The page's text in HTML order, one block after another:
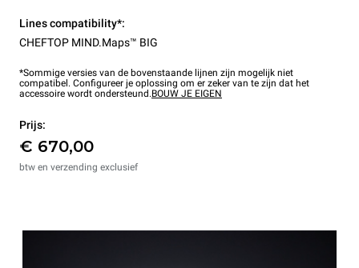
Lines compatibility*:
CHEFTOP MIND.Maps™ BIG
*Sommige versies van de bovenstaande lijnen zijn mogelijk niet
compatibel. Configureer je oplossing om er zeker van te zijn dat het
accessoire wordt ondersteund.BOUW JE EIGEN
Prijs:
€ 670,00
btw en verzending exclusief